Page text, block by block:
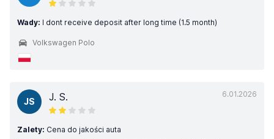
Wady: I dont receive deposit after long time (1.5 month)
Volkswagen Polo
6.01.2026
JS J. S.
Zalety: Cena do jakości auta